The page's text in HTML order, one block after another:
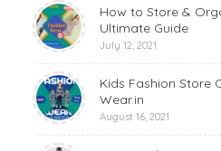
How to Store &
Ultimate Guide
July 12, 2021
Kids Fashion Store
Wear.in
August 16, 2021